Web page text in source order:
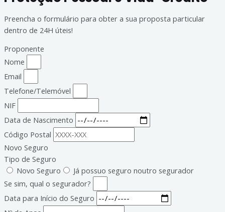
Preencha o formulário para obter a sua proposta particular
dentro de 24H úteis!
Proponente
Nome
Email
Telefone/Telemóvel
NIF
Data de Nascimento
Código Postal
Novo Seguro
Tipo de Seguro
Novo Seguro
Já possuo seguro noutro segurador
Se sim, qual o segurador?
Data para Início do Seguro